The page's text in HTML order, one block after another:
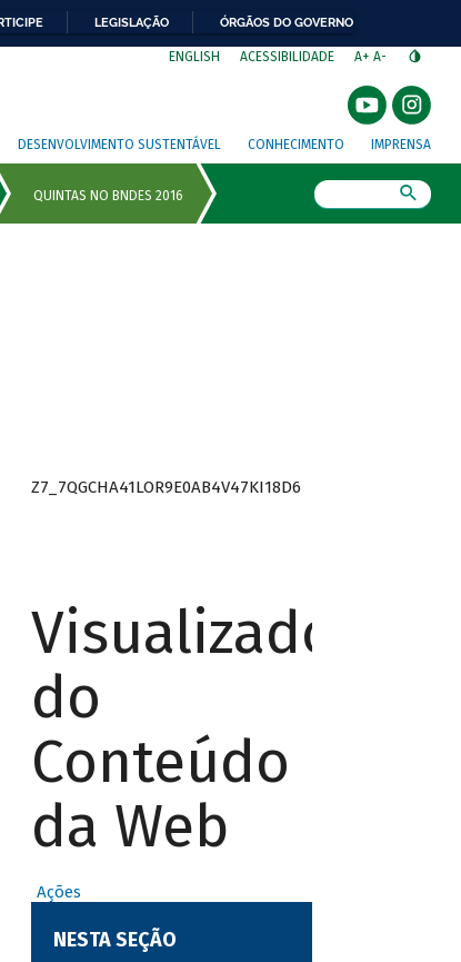
LEGISLAÇÃO ÓRGÃOS DO GOVERNO
ENGLISH ACESSIBILIDADE A+ A-
DESENVOLVIMENTO SUSTENTÁVEL CONHECIMENTO IMPRENSA
Z7_7QGCHA41LOR9E0AB4V47KI18D6
Visualizador
do
Conteúdo
da Web
Ações
NESTA SEÇÃO